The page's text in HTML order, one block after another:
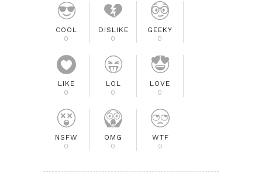
COOL
0
DISLIKE
0
GEEKY
0
LIKE
0
LOL
0
LOVE
0
NSFW
0
OMG
0
WTF
0